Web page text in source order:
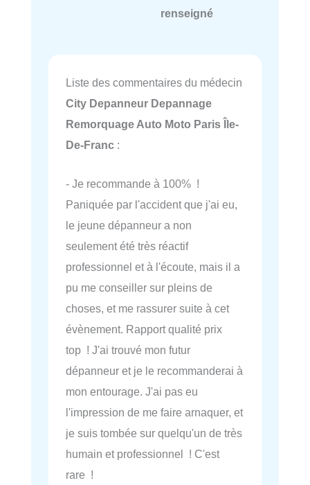
renseigné
Liste des commentaires du médecin
City Depanneur Depannage
Remorquage Auto Moto Paris Île-
De-Franc :
- Je recommande à 100% !
Paniquée par l'accident que j'ai eu,
le jeune dépanneur a non
seulement été très réactif
professionnel et à l'écoute, mais il a
pu me conseiller sur pleins de
choses, et me rassurer suite à cet
évènement. Rapport qualité prix
top ! J'ai trouvé mon futur
dépanneur et je le recommanderai à
mon entourage. J'ai pas eu
l'impression de me faire arnaquer, et
je suis tombée sur quelqu'un de très
humain et professionnel ! C'est
rare !